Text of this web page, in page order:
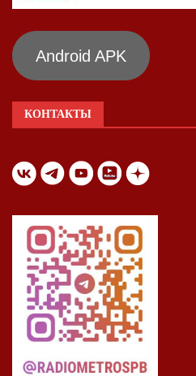
Android APK
КОНТАКТЫ